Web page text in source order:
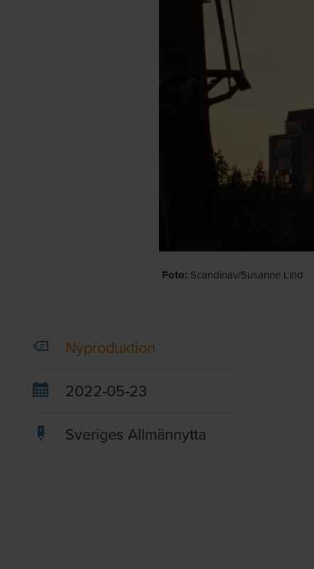
Foto: Scandinav/Susanne Lind
Nyproduktion
2022-05-23
Sveriges Allmännytta